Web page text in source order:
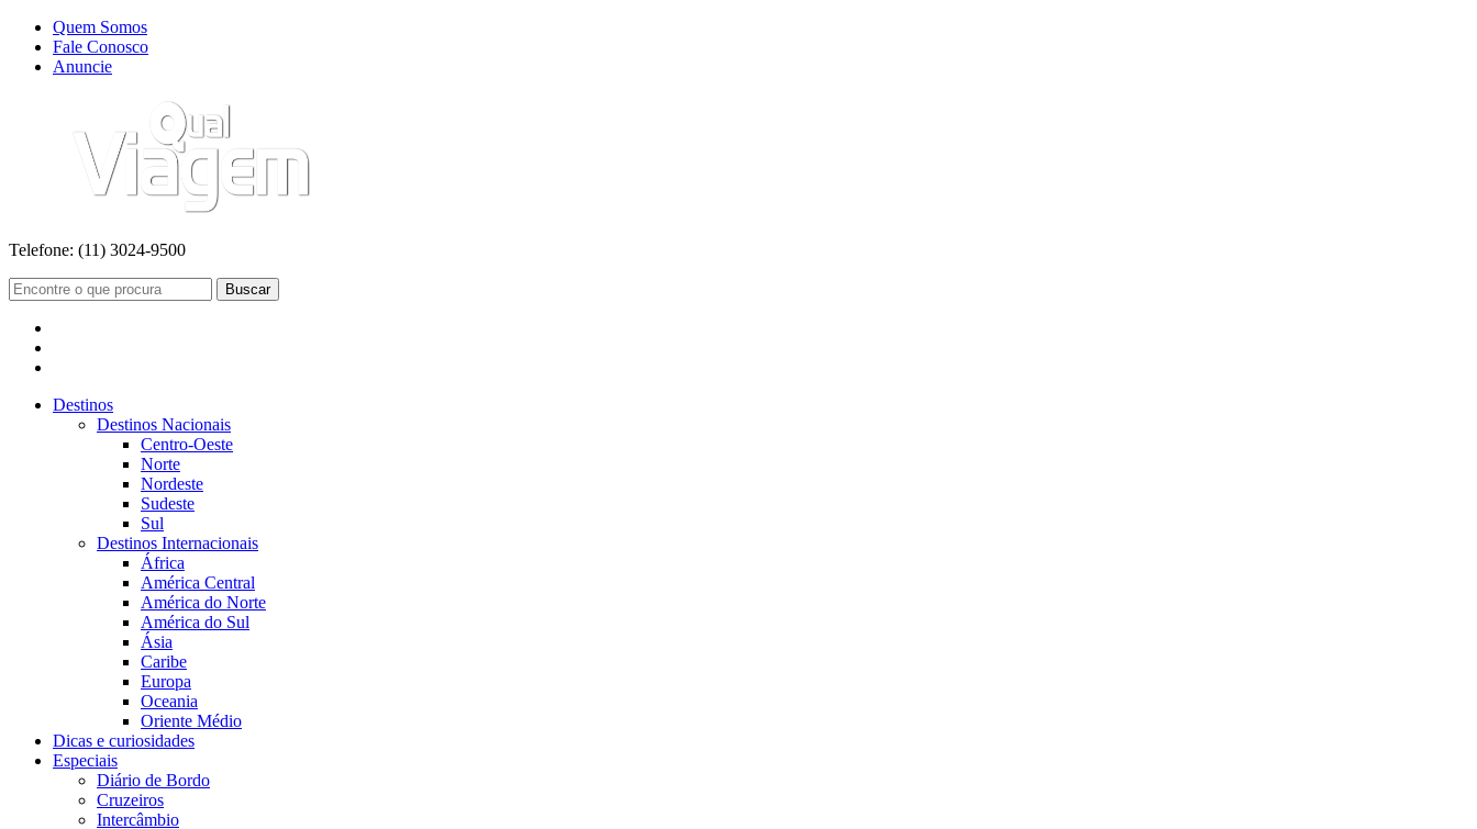
Quem Somos
Fale Conosco
Anuncie
Telefone: (11) 3024-9500
Buscar
Destinos
Destinos Nacionais
Centro-Oeste
Norte
Nordeste
Sudeste
Sul
Destinos Internacionais
África
América Central
América do Norte
América do Sul
Ásia
Caribe
Europa
Oceania
Oriente Médio
Dicas e curiosidades
Especiais
Diário de Bordo
Cruzeiros
Intercâmbio